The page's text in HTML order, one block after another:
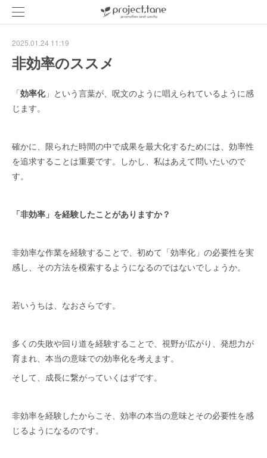
2025.01.24 11:19
非効率のススメ
「効率化」という言葉が、呪文のように唱えられているように感
じます。
確かに、限られた時間の中で成果を最大化するためには、効率性
を追求することは重要です。しかし、私はあえて問いたいので
す。
「非効率」を経験したことがありますか？
非効率な作業を経験することで、初めて「効率化」の必要性を実
感し、その方法を模索するようになるのではないでしょうか。
若いうちは、なおさらです。
多くの失敗や回り道を経験することで、視野が広がり、発想力が
育まれ、本当の意味での効率化を考えます。
そして、成長に繋がっていくはずです。
非効率を経験したからこそ、効率の本当の意味とその必要性を感
じるようになるのです。